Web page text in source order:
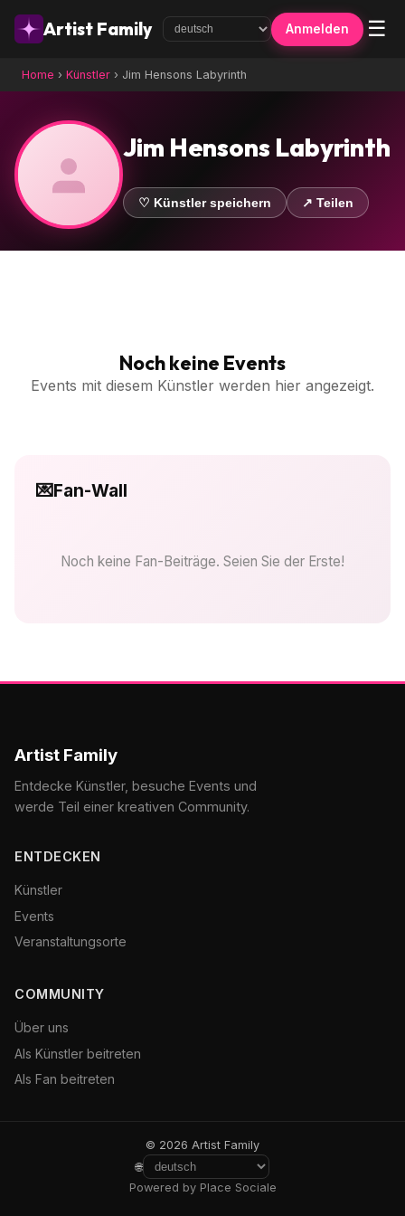
Artist Family Anmelden ☰
Home › Künstler › Jim Hensons Labyrinth
Jim Hensons Labyrinth
♡ Künstler speichern ↗ Teilen
Noch keine Events
Events mit diesem Künstler werden hier angezeigt.
💌Fan-Wall
Noch keine Fan-Beiträge. Seien Sie der Erste!
Artist Family
Entdecke Künstler, besuche Events und
werde Teil einer kreativen Community.
ENTDECKEN
Künstler
Events
Veranstaltungsorte
COMMUNITY
Über uns
Als Künstler beitreten
Als Fan beitreten
© 2026 Artist Family
🌐
Powered by Place Sociale